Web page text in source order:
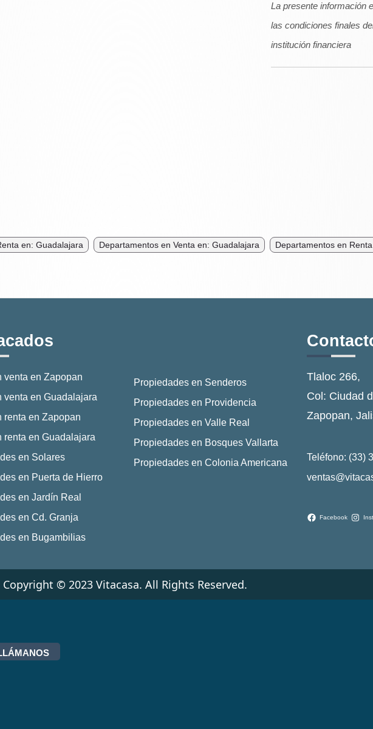
La presente información
las condiciones finales
institución financiera
en: Guadalajara Departamentos en Venta en: Guadalajara Departamentos en
venta en Zapopan
venta en Guadalajara
renta en Zapopan
renta en Guadalajara
en Solares
en Puerta de Hierro
en Jardín Real
en Cd. Granja
en Bugambilias
Propiedades en Senderos
Propiedades en Providencia
Propiedades en Valle Real
Propiedades en Bosques Vallarta
Propiedades en Colonia Americana
Tlaloc 266,
Col: Ciudad
Zapopan,
Teléfono: (33)
Facebook
Copyright © 2023 Vitacasa. All Rights Reserved.